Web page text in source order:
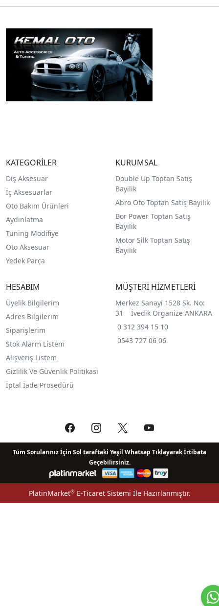
KATEGORİLER
Dış Aksesuar
İç Aksesuarlar
Oto Bakım Ürünleri
Aydınlatma
Tuning Modifiye
Oto Aksesuar
Yedek Parça
KURUMSAL
Double Up Toptan Satış
Bayilik
Abro Oto Toptan Satış Bayilik
Bor Power Toptan Satış
Bayilik
Motor Silk Toptan Satış
Bayilik
HESABIM
Üyelik Bilgilerim
Adres Bilgilerim
Siparişlerim
Stok Alarm Listem
Alışveriş Listem
Gizlilik Ve Güvenlik Politikası
İptal İade Prosedürü
MÜŞTERİ HİZMETLERİ
Merkez Sanayi 1528 Sk. No:
31 İvedik Organize ANKARA
0 312 394 15 10
0543 727 06 06
Tüm Sorularınız İçin Sol taraftaki Yeşil Whatsap Tıklayarak İrtibata
Geçebilirsiniz.
PlatinMarket®E-Ticaret Sistemi İle Hazırlanmıştır.